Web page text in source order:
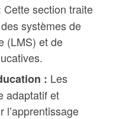
Cette section traite
systèmes de
(LMS) et de
: Les
adaptatif et
l’apprentissage